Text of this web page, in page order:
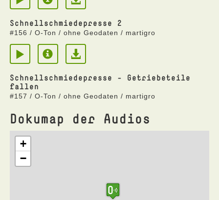
Schnellschmiedepresse 2
#156 / O-Ton / ohne Geodaten / martigro
Schnellschmiedepresse - Getriebeteile
fallen
#157 / O-Ton / ohne Geodaten / martigro
Dokumap der Audios